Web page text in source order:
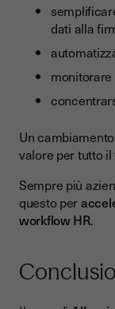
dati alla
Un
valore per tutto il
Sempre più
questo per
workflow HR.